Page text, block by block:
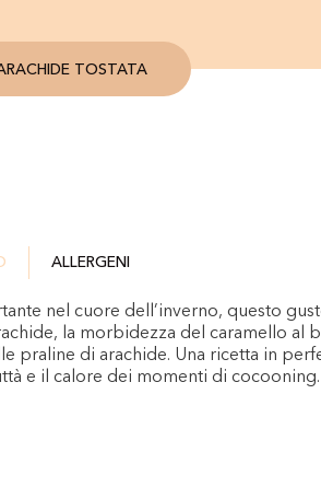
TOSTATA
ALLERGENI
nel cuore dell’inverno, questo
la morbidezza del caramello al
praline di arachide. Una ricetta in
e il calore dei momenti di cocooning.